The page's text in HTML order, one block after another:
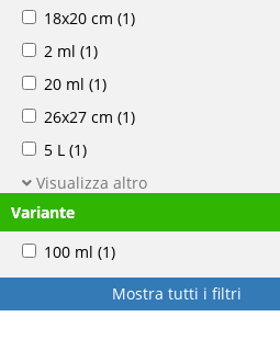
18x20 cm (1)
2 ml (1)
20 ml (1)
26x27 cm (1)
5 L (1)
Visualizza altro
Variante
100 ml (1)
Mostra tutti i filtri